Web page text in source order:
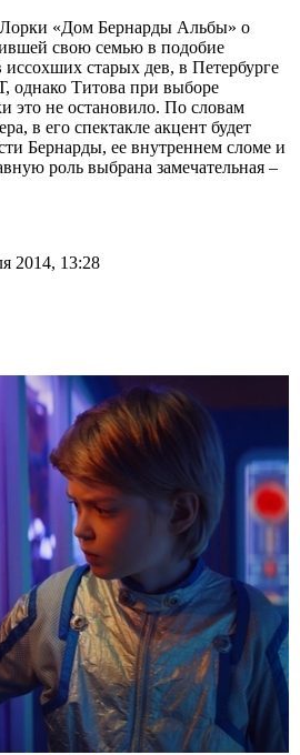
«Дом Бернарды Альбы» о
свою семью в подобие
старых дев, в Петербурге
Титова при выборе
это не остановило. По словам
в его спектакле акцент будет
Бернарды, ее внутреннем сломе и
роль выбрана замечательная –
2014, 13:28